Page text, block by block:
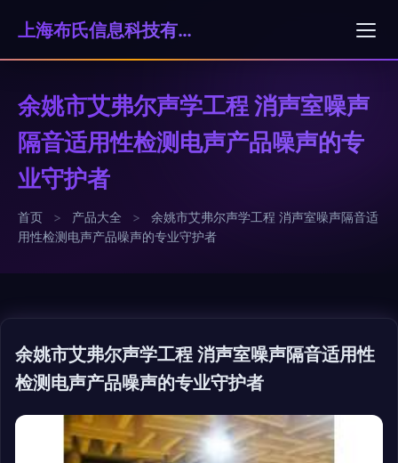
上海布氏信息科技有限公司
余姚市艾弗尔声学工程 消声室噪声
隔音适用性检测电声产品噪声的专
业守护者
首页 > 产品大全 >
余姚市艾弗尔声学工程 消声室噪声隔音适
用性检测电声产品噪声的专业守护者
余姚市艾弗尔声学工程 消声室噪声隔音适用性
检测电声产品噪声的专业守护者